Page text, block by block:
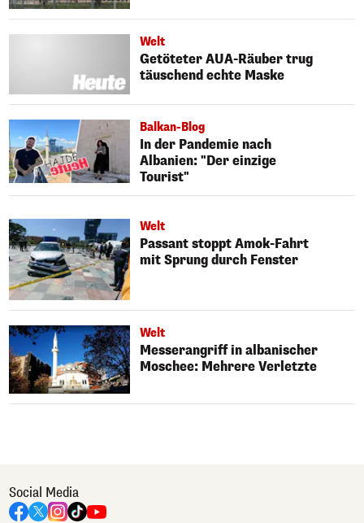
Welt
Getöteter AUA-Räuber trug
täuschend echte Maske
Balkan-Blog
In der Pandemie nach
Albanien: "Der einzige
Tourist"
Welt
Passant stoppt Amok-Fahrt
mit Sprung durch Fenster
Welt
Messerangriff in albanischer
Moschee: Mehrere Verletzte
Social Media